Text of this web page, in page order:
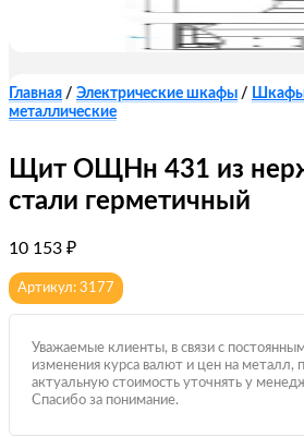
Главная / Электрические шкафы / Шкафы
металлические
Щит ОЩНн 431 из
стали герметичный
10 153 ₽
Артикул: 3177
Уважаемые клиенты, в связи с
изменения курса валют и цен на металл,
актуальную стоимость уточнять у
Спасибо за понимание.